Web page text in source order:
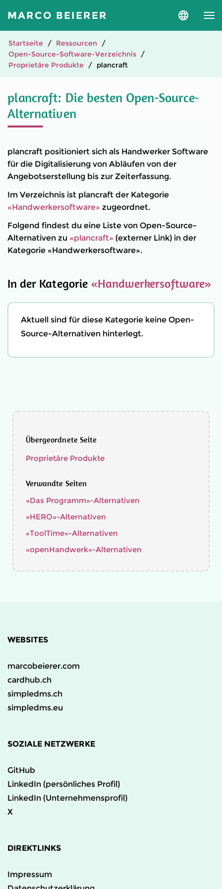
MARCO BEIERER
Sprache
Startseite
Ressourcen
Open-Source-Software-Verzeichnis
Proprietäre Produkte
plancraft
plancraft: Die besten Open-Source-
Alternativen
plancraft positioniert sich als Handwerker Software
für die Digitalisierung von Abläufen von der
Angebotserstellung bis zur Zeiterfassung.
Im Verzeichnis ist plancraft der Kategorie
«Handwerkersoftware» zugeordnet.
Folgend findest du eine Liste von Open-Source-
Alternativen zu «plancraft» (externer Link) in der
Kategorie «Handwerkersoftware».
In der Kategorie «Handwerkersoftware»
Aktuell sind für diese Kategorie keine Open-
Source-Alternativen hinterlegt.
Übergeordnete Seite
Proprietäre Produkte
Verwandte Seiten
«Das Programm»-Alternativen
«HERO»-Alternativen
«ToolTime»-Alternativen
«openHandwerk»-Alternativen
WEBSITES
marcobeierer.com
cardhub.ch
simpledms.ch
simpledms.eu
SOZIALE NETZWERKE
GitHub
LinkedIn (persönliches Profil)
LinkedIn (Unternehmensprofil)
X
DIREKTLINKS
Impressum